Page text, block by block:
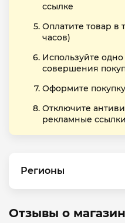
ссылке
Оплатите товар в
часов)
Используйте
совершения
Оформите
Отключите
рекламные ссылки
Регионы
Отзывы о